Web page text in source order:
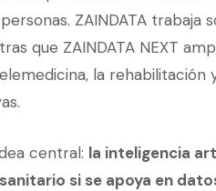
ZAINDATA trabaja
que ZAINDATA NEXT
la rehabilitación
central: la inteligencia
si se apoya en